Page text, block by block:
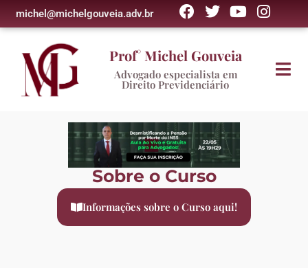
michel@michelgouveia.adv.br
Prof° Michel Gouveia
Advogado especialista em
Direito Previdenciário
Sobre o Curso
Informações sobre o Curso aqui!